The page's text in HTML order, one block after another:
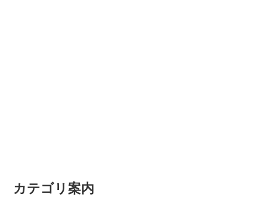
カテゴリ案内